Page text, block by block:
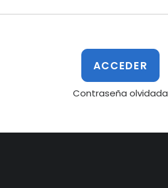
Contraseña olvidada